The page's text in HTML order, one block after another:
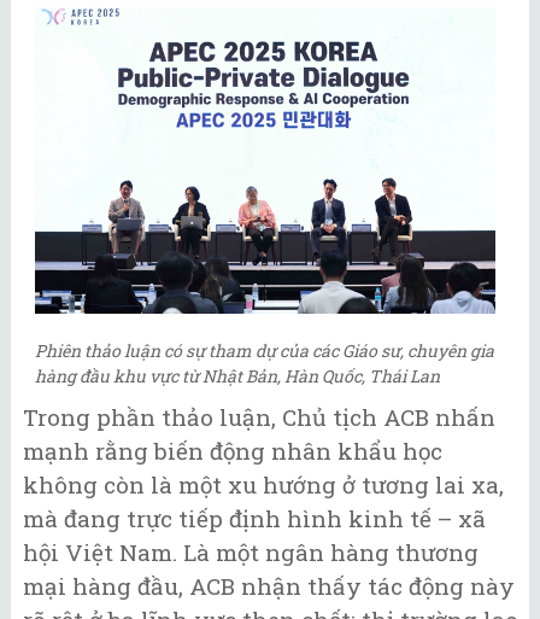
Phiên thảo luận có sự tham dự của các Giáo sư, chuyên gia
hàng đầu khu vực từ Nhật Bản, Hàn Quốc, Thái Lan
Trong phần thảo luận, Chủ tịch ACB nhấn
mạnh rằng biến động nhân khẩu học
không còn là một xu hướng ở tương lai xa,
mà đang trực tiếp định hình kinh tế – xã
hội Việt Nam. Là một ngân hàng thương
mại hàng đầu, ACB nhận thấy tác động này